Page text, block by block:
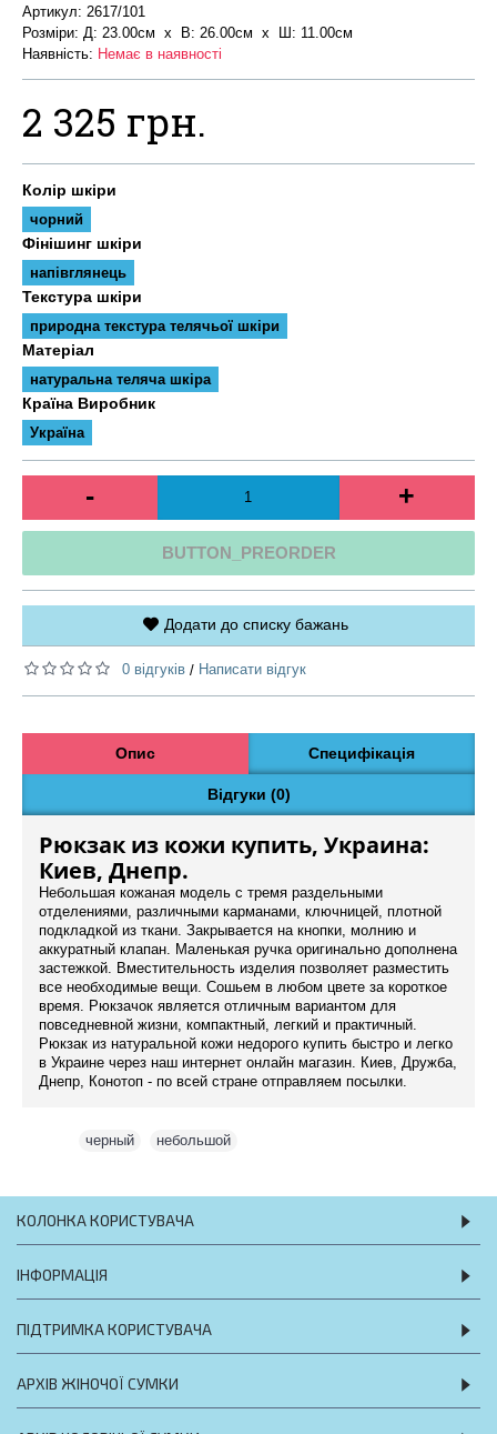
Артикул: 2617/101
Розміри: Д: 23.00см х В: 26.00см x Ш: 11.00см
Наявність: Немає в наявності
2 325 грн.
Колір шкіри
чорний
Фінішинг шкіри
напівглянець
Текстура шкіри
природна текстура телячьої шкіри
Матеріал
натуральна теляча шкіра
Країна Виробник
Україна
- +
BUTTON_PREORDER
Додати до списку бажань
0 відгуків / Написати відгук
Опис Специфікація
Відгуки (0)
Рюкзак из кожи купить, Украина:
Киев, Днепр.
Небольшая кожаная модель с тремя раздельными
отделениями, различными карманами, ключницей, плотной
подкладкой из ткани. Закрывается на кнопки, молнию и
аккуратный клапан. Маленькая ручка оригинально дополнена
застежкой. Вместительность изделия позволяет разместить
все необходимые вещи. Сошьем в любом цвете за короткое
время. Рюкзачок является отличным вариантом для
повседневной жизни, компактный, легкий и практичный.
Рюкзак из натуральной кожи недорого купить быстро и легко
в Украине через наш интернет онлайн магазин. Киев, Дружба,
Днепр, Конотоп - по всей стране отправляем посылки.
черный небольшой
КОЛОНКА КОРИСТУВАЧА
ІНФОРМАЦІЯ
ПІДТРИМКА КОРИСТУВАЧА
АРХІВ ЖІНОЧОЇ СУМКИ